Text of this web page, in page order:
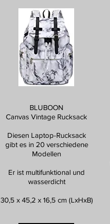
BLUBOON
Canvas Vintage Rucksack
Diesen Laptop-Rucksack
gibt es in 20 verschiedene
Modellen
Er ist multifunktional und
wasserdicht
30,5 x 45,2 x 16,5 cm (LxHxB)